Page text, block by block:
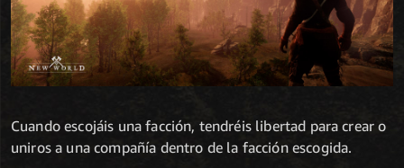
Cuando escojáis una facción, tendréis libertad para crear o
uniros a una compañía dentro de la facción escogida.